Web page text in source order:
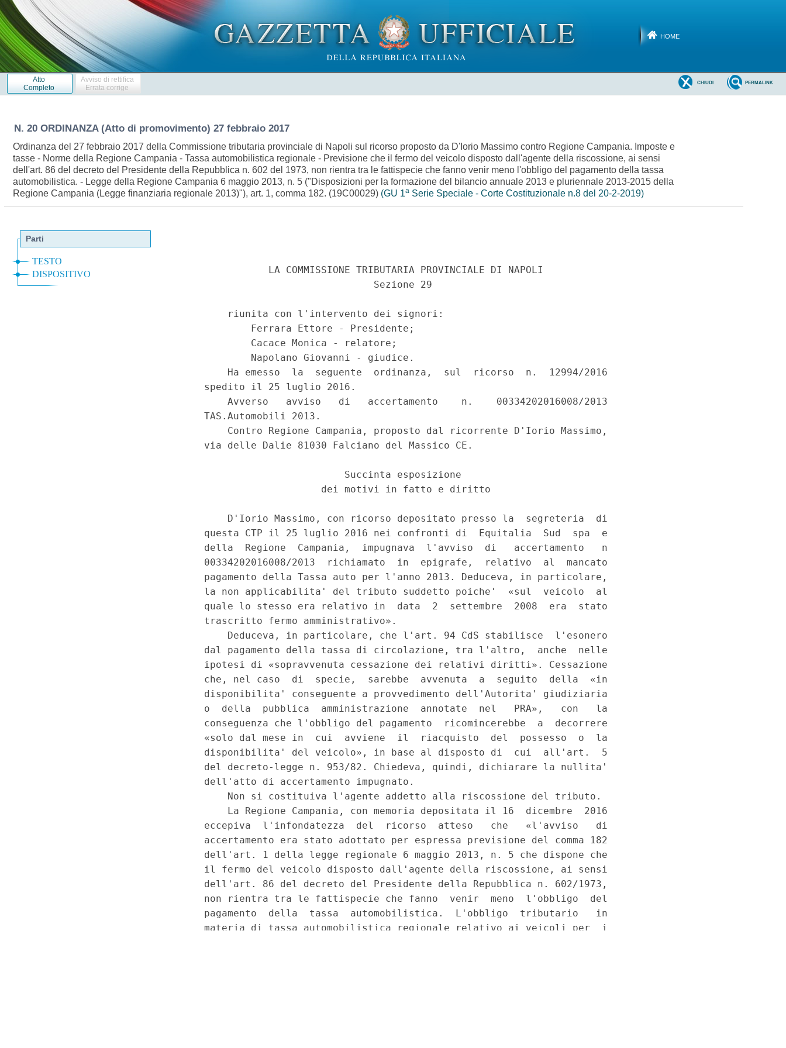
HOME
Atto
Completo
Avviso di rettifica
Errata corrige
PERMALINK
CHIUDI
N. 20 ORDINANZA (Atto di promovimento) 27 febbraio 2017
Ordinanza del 27 febbraio 2017 della Commissione tributaria provinciale di Napoli sul ricorso proposto da D'Iorio Massimo contro Regione Campania. Imposte e
tasse - Norme della Regione Campania - Tassa automobilistica regionale - Previsione che il fermo del veicolo disposto dall'agente della riscossione, ai sensi
dell'art. 86 del decreto del Presidente della Repubblica n. 602 del 1973, non rientra tra le fattispecie che fanno venir meno l'obbligo del pagamento della tassa
automobilistica. - Legge della Regione Campania 6 maggio 2013, n. 5 ("Disposizioni per la formazione del bilancio annuale 2013 e pluriennale 2013-2015 della
Regione Campania (Legge finanziaria regionale 2013)"), art. 1, comma 182. (19C00029) (GU 1a Serie Speciale - Corte Costituzionale n.8 del 20-2-2019)